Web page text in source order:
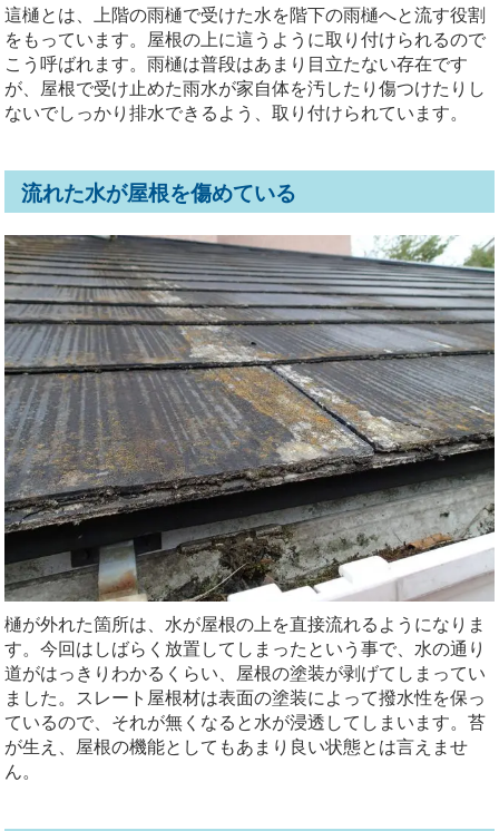
這樋とは、上階の雨樋で受けた水を階下の雨樋へと流す役割
をもっています。屋根の上に這うように取り付けられるので
こう呼ばれます。雨樋は普段はあまり目立たない存在です
が、屋根で受け止めた雨水が家自体を汚したり傷つけたりし
ないでしっかり排水できるよう、取り付けられています。
流れた水が屋根を傷めている
樋が外れた箇所は、水が屋根の上を直接流れるようになりま
す。今回はしばらく放置してしまったという事で、水の通り
道がはっきりわかるくらい、屋根の塗装が剥げてしまってい
ました。スレート屋根材は表面の塗装によって撥水性を保っ
ているので、それが無くなると水が浸透してしまいます。苔
が生え、屋根の機能としてもあまり良い状態とは言えませ
ん。